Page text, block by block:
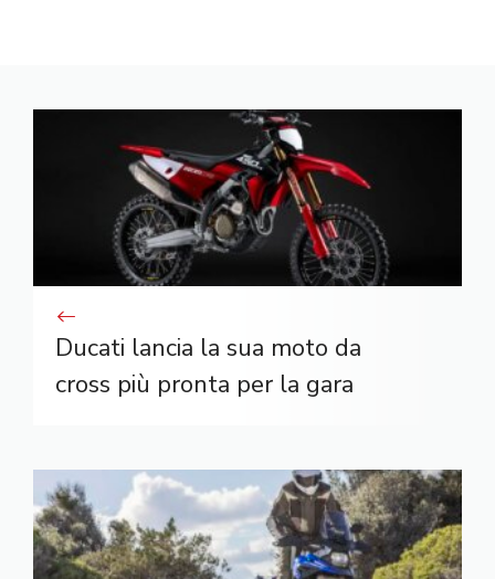
Ducati lancia la sua moto da
cross più pronta per la gara